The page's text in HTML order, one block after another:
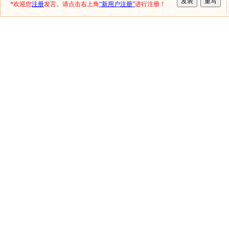
*欢迎您注册发言。请点击右上角“新用户注册”进行注册！